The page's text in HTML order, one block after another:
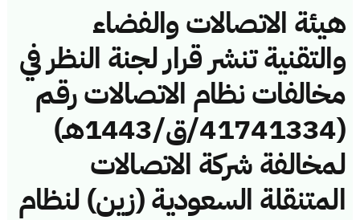
هيئة الاتصالات والفضاء
والتقنية تنشر قرار لجنة النظر في
مخالفات نظام الاتصالات رقم
(41741334/ق/1443هـ)
لمخالفة شركة الاتصالات
المتنقلة السعودية (زين) لنظام